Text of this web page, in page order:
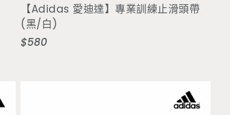
選擇選項
【Adidas 愛迪達】專業訓練止滑頭帶
(黑/白)
定
$580